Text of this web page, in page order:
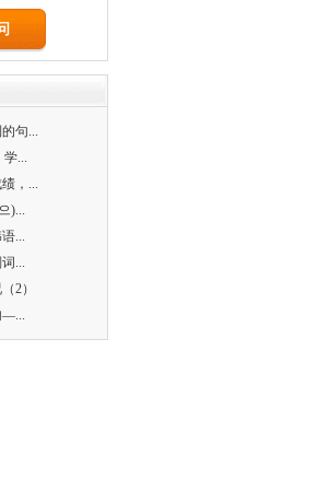
句...
学...
，...
)...
...
...
2）
—...